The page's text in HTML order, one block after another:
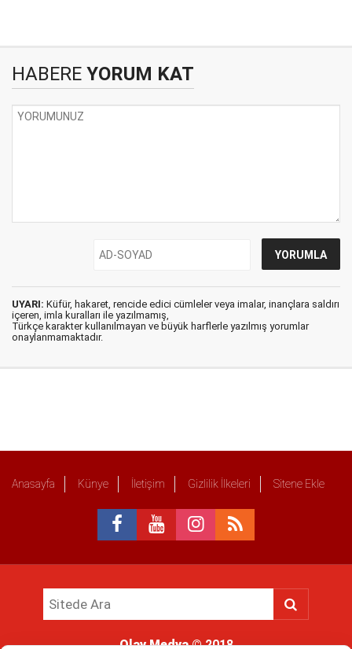
HABERE YORUM KAT
UYARI: Küfür, hakaret, rencide edici cümleler veya imalar, inançlara saldırı
içeren, imla kuralları ile yazılmamış,
Türkçe karakter kullanılmayan ve büyük harflerle yazılmış yorumlar
onaylanmamaktadır.
Anasayfa Künye İletişim Gizlilik İlkeleri Sitene Ekle
Olay Medya© 2018